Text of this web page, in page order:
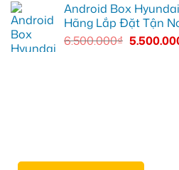
Android Box
Hãng Lắp Đặt Tận
6.500.000₫